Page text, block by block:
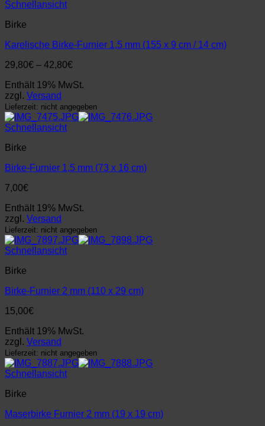
Schnellansicht
Birke
Karelische Birke-Furnier 1,5 mm (155 x 9 cm / 14 cm)
29,80€ – 42,80€
bis
Enthält 19% MwSt.
zzgl. Versand
Lieferzeit: nicht angegeben
Schnellansicht
Birke
Birke-Furnier 1,5 mm (73 x 16 cm)
7,00€
Enthält 19% MwSt.
zzgl. Versand
Lieferzeit: nicht angegeben
Schnellansicht
Birke
Birke-Furnier 2 mm (110 x 29 cm)
15,00€
Enthält 19% MwSt.
zzgl. Versand
Lieferzeit: nicht angegeben
Schnellansicht
Birke
Maserbirke Furnier 2 mm (19 x 19 cm)